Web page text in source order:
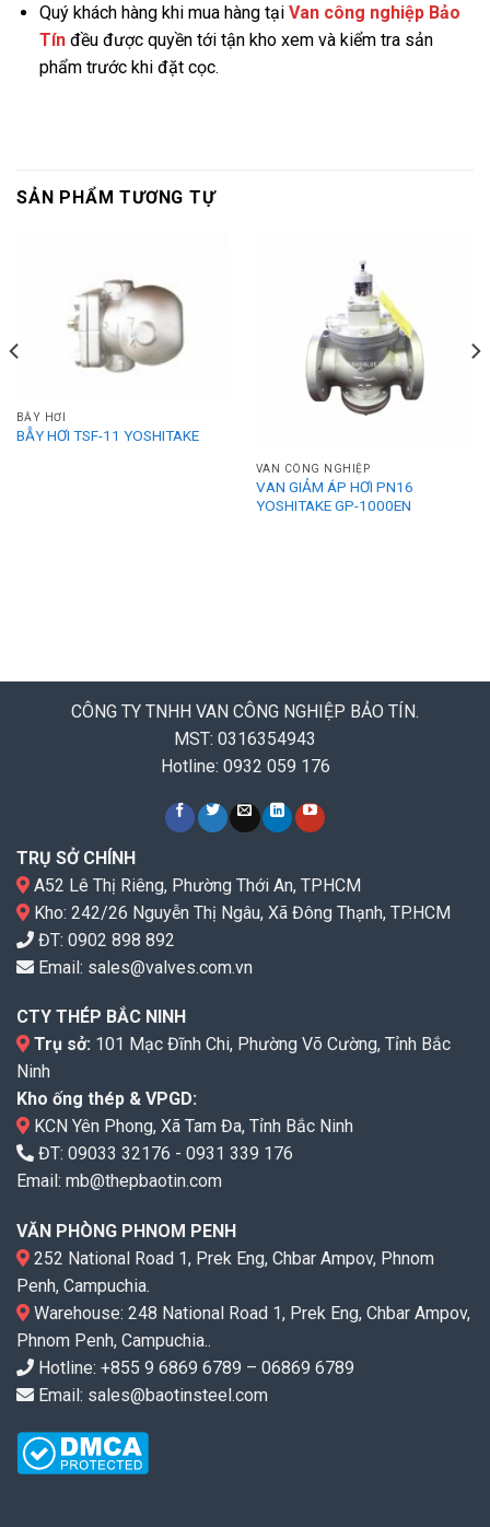
Quý khách hàng khi mua hàng tại Van công nghiệp Bảo
Tínđều được quyền tới tận kho xem và kiểm tra sản
phẩm trước khi đặt cọc.
SẢN PHẨM TƯƠNG TỰ
BẪY HƠI
BẪY HƠI TSF-11 YOSHITAKE
VAN CÔNG NGHIỆP
VAN GIẢM ÁP HƠI PN16
YOSHITAKE GP-1000EN
CÔNG TY TNHH VAN CÔNG NGHIỆP BẢO TÍN.
MST: 0316354943
Hotline: 0932 059 176
TRỤ SỞ CHÍNH
A52 Lê Thị Riêng, Phường Thới An, TPHCM
Kho: 242/26 Nguyễn Thị Ngâu, Xã Đông Thạnh, TP.HCM
ĐT: 0902 898 892
Email: sales@valves.com.vn
CTY THÉP BẮC NINH
Trụ sở: 101 Mạc Đĩnh Chi, Phường Võ Cường, Tỉnh Bắc
Ninh
Kho ống thép & VPGD:
KCN Yên Phong, Xã Tam Đa, Tỉnh Bắc Ninh
ĐT: 09033 32176 - 0931 339 176
Email: mb@thepbaotin.com
VĂN PHÒNG PHNOM PENH
252 National Road 1, Prek Eng, Chbar Ampov, Phnom
Penh, Campuchia.
Warehouse: 248 National Road 1, Prek Eng, Chbar Ampov,
Phnom Penh, Campuchia..
Hotline: +855 9 6869 6789 – 06869 6789
Email: sales@baotinsteel.com